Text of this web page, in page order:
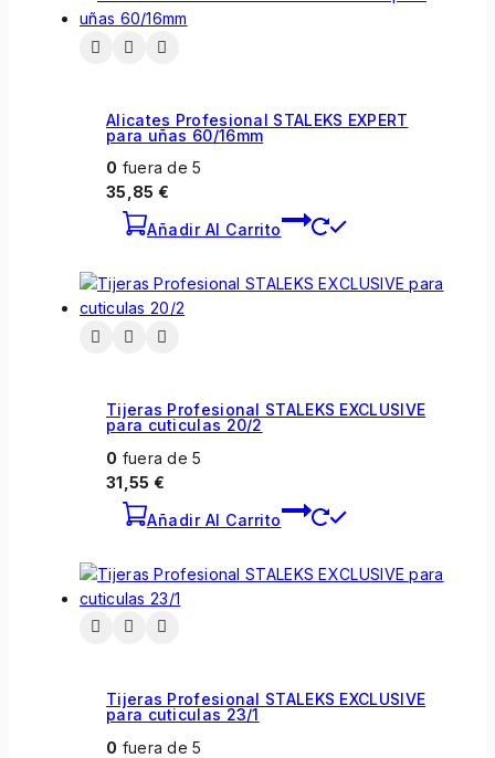
Alicates Profesional STALEKS EXPERT
para uñas 60/16mm
0 fuera de 5
35,85 €
Añadir Al Carrito
Tijeras Profesional STALEKS EXCLUSIVE
para cuticulas 20/2
0 fuera de 5
31,55 €
Añadir Al Carrito
Tijeras Profesional STALEKS EXCLUSIVE
para cuticulas 23/1
0 fuera de 5